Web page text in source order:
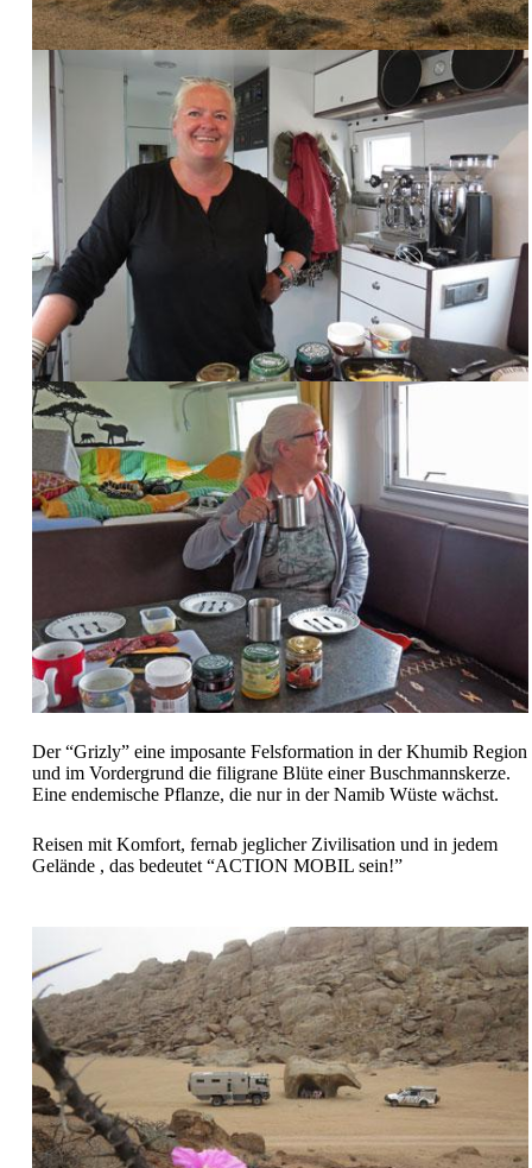
Der “Grizly” eine imposante Felsformation in der Khumib Region
und im Vordergrund die filigrane Blüte einer Buschmannskerze.
Eine endemische Pflanze, die nur in der Namib Wüste wächst.
Reisen mit Komfort, fernab jeglicher Zivilisation und in jedem
Gelände , das bedeutet “ACTION MOBIL sein!”